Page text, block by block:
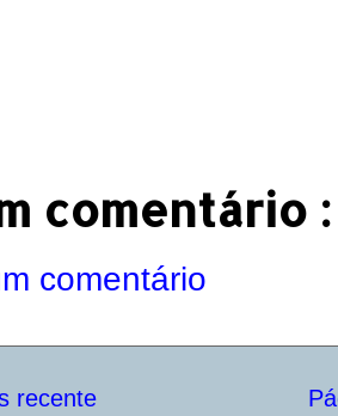
comentário :
comentário
recente